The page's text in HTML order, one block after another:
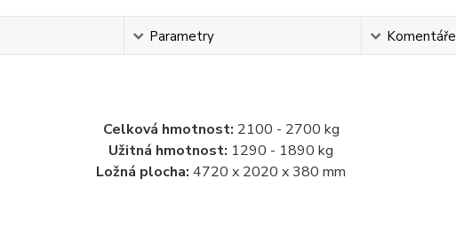
Parametry Komentáře
Celková hmotnost: 2100 - 2700 kg
Užitná hmotnost: 1290 - 1890 kg
Ložná plocha: 4720 x 2020 x 380 mm